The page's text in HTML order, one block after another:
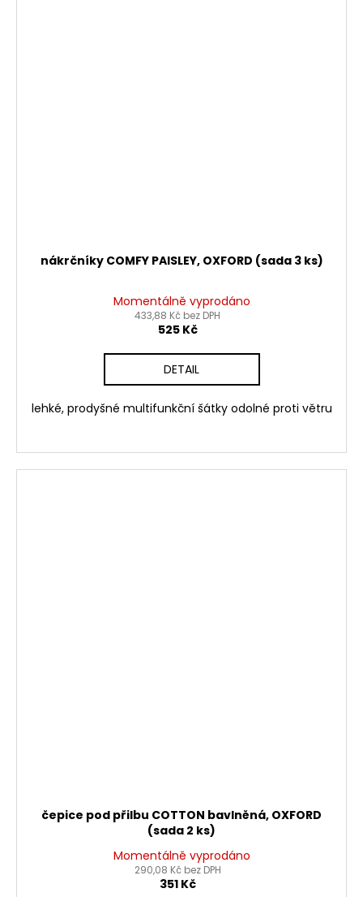
nákrčníky COMFY PAISLEY, OXFORD (sada 3 ks)
Momentálně vyprodáno
433,88 Kč bez DPH
525 Kč
DETAIL
lehké, prodyšné multifunkční šátky odolné proti větru
čepice pod přilbu COTTON bavlněná, OXFORD
(sada 2 ks)
Momentálně vyprodáno
290,08 Kč bez DPH
351 Kč